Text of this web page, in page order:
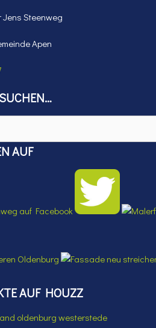
Steenweg
Apen
AUF
AUF HOUZZ